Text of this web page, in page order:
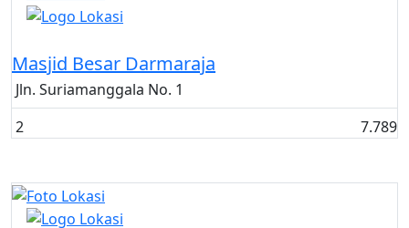
Masjid Besar Darmaraja
Jln. Suriamanggala No. 1
2
7.789